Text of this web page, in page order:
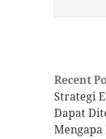
Recent
Strategi
Dapat